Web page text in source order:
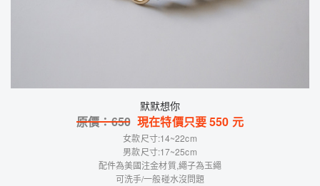
默默想你
原價：650 現在特價只要550 元
女款尺寸:14~22cm
男款尺寸:17~25cm
配件為美國注金材質,繩子為玉繩
可洗手/一般碰水沒問題